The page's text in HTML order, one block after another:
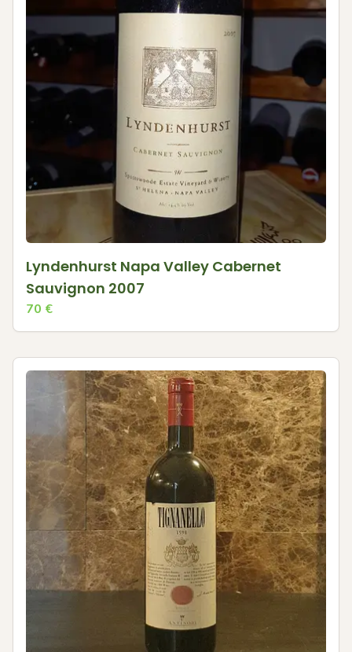
Lyndenhurst Napa Valley Cabernet
Sauvignon 2007
70 €